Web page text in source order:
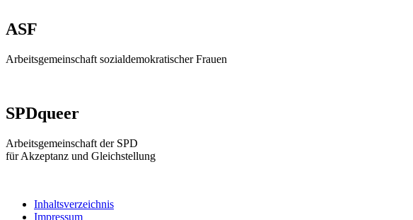
ASF
Arbeitsgemeinschaft sozialdemokratischer Frauen
SPDqueer
Arbeitsgemeinschaft der SPD
für Akzeptanz und Gleichstellung
Inhaltsverzeichnis
Impressum